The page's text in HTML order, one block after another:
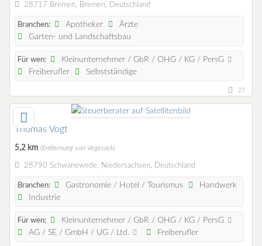
28717 Bremen, Bremen, Deutschland
Branchen: Apotheker
Ärzte
Garten- und Landschaftsbau
Für wen:
Kleinunternehmer / GbR / OHG / KG / PersG
Freiberufler
Selbstständige
27
Thomas Vogt
5,2 km (Entfernung von Vegesack)
28790 Schwanewede, Niedersachsen, Deutschland
Branchen: Gastronomie / Hotel / Tourismus
Handwerk
Industrie
Für wen:
Kleinunternehmer / GbR / OHG / KG / PersG
AG / SE / GmbH / UG / Ltd.
Freiberufler